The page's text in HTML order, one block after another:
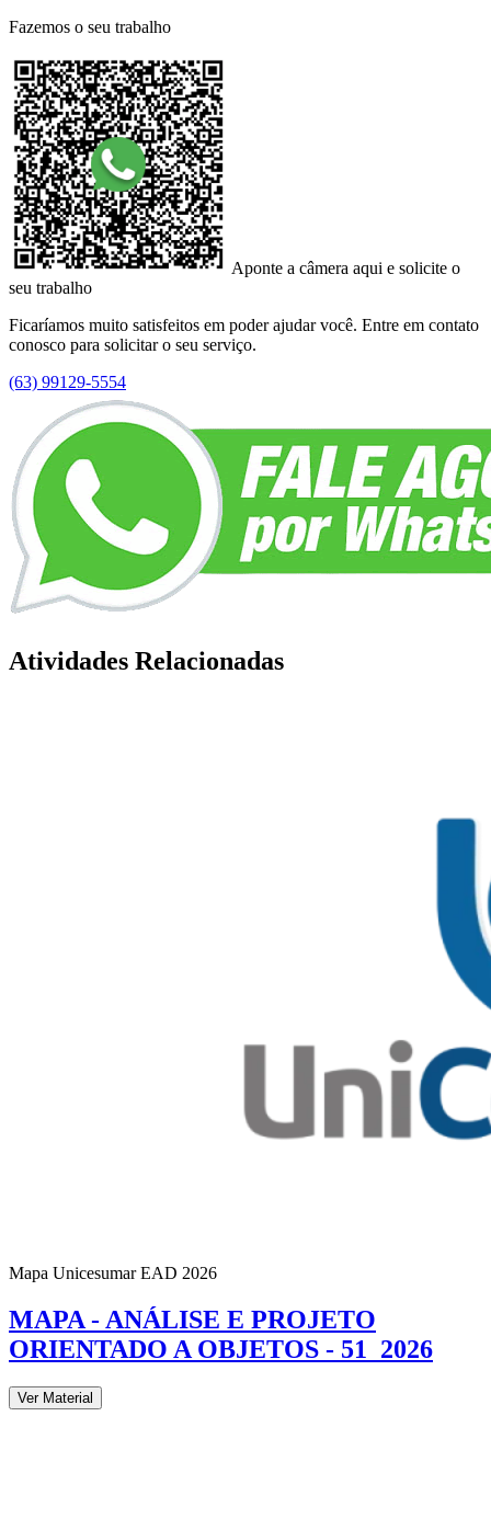
Fazemos o seu trabalho
Aponte a câmera aqui e solicite o
seu trabalho
Ficaríamos muito satisfeitos em poder ajudar você. Entre em contato
conosco para solicitar o seu serviço.
(63) 99129-5554
Atividades Relacionadas
Mapa Unicesumar EAD 2026
MAPA - ANÁLISE E PROJETO
ORIENTADO A OBJETOS - 51_2026
Ver Material